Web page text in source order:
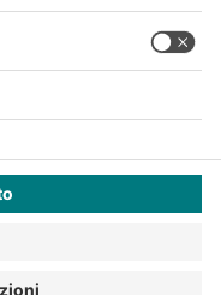
all'artigianato, al
in attività
e Condizioni